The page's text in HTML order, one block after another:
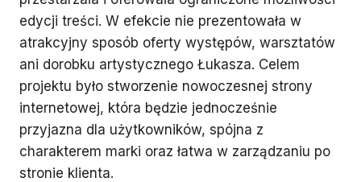
edycji treści. W efekcie nie prezentowała w
atrakcyjny sposób oferty występów, warsztatów
ani dorobku artystycznego Łukasza. Celem
projektu było stworzenie nowoczesnej strony
internetowej, która będzie jednocześnie
przyjazna dla użytkowników, spójna z
charakterem marki oraz łatwa w zarządzaniu po
stronie klienta.